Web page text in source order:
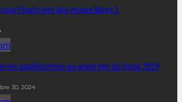
Piastri lors des essais libres 2
les qualifications au grand prix du Qatar 2024
30, 2024